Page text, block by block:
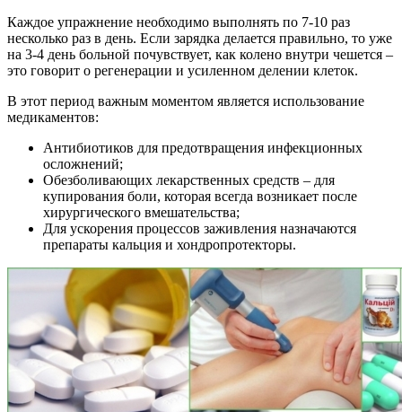
Каждое упражнение необходимо выполнять по 7-10 раз
несколько раз в день. Если зарядка делается правильно, то уже
на 3-4 день больной почувствует, как колено внутри чешется –
это говорит о регенерации и усиленном делении клеток.
В этот период важным моментом является использование
медикаментов:
Антибиотиков для предотвращения инфекционных
осложнений;
Обезболивающих лекарственных средств – для
купирования боли, которая всегда возникает после
хирургического вмешательства;
Для ускорения процессов заживления назначаются
препараты кальция и хондропротекторы.